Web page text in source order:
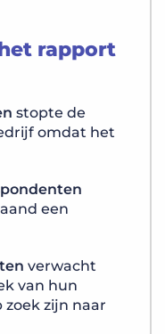
rapport
stopte de
omdat het
een
verwacht
van hun
zoek zijn naar